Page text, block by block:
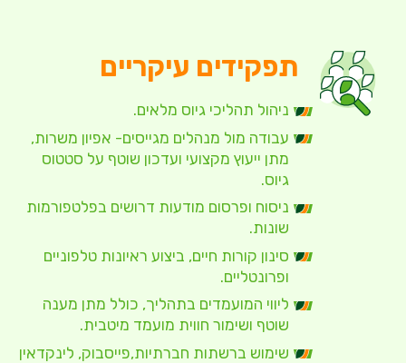
תפקידים עיקריים
ניהול תהליכי גיוס מלאים.
עבודה מול מנהלים מגייסים- אפיון משרות,
מתן ייעוץ מקצועי ועדכון שוטף על סטטוס
גיוס.
ניסוח ופרסום מודעות דרושים בפלטפורמות
שונות.
סינון קורות חיים, ביצוע ראיונות טלפוניים
ופרונטליים.
ליווי המועמדים בתהליך, כולל מתן מענה
שוטף ושימור חווית מועמד מיטבית.
שימוש ברשתות חברתיות,פייסבוק, לינקדאין